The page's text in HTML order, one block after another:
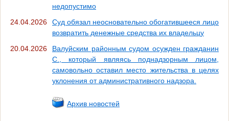
недопустимо
24.04.2026
Суд обязал неосновательно обогатившееся лицо
возвратить денежные средства их владельцу
20.04.2026
Валуйским районным судом осужден гражданин
С., который являясь поднадзорным лицом,
самовольно оставил место жительства в целях
уклонения от административного надзора.
Архив новостей